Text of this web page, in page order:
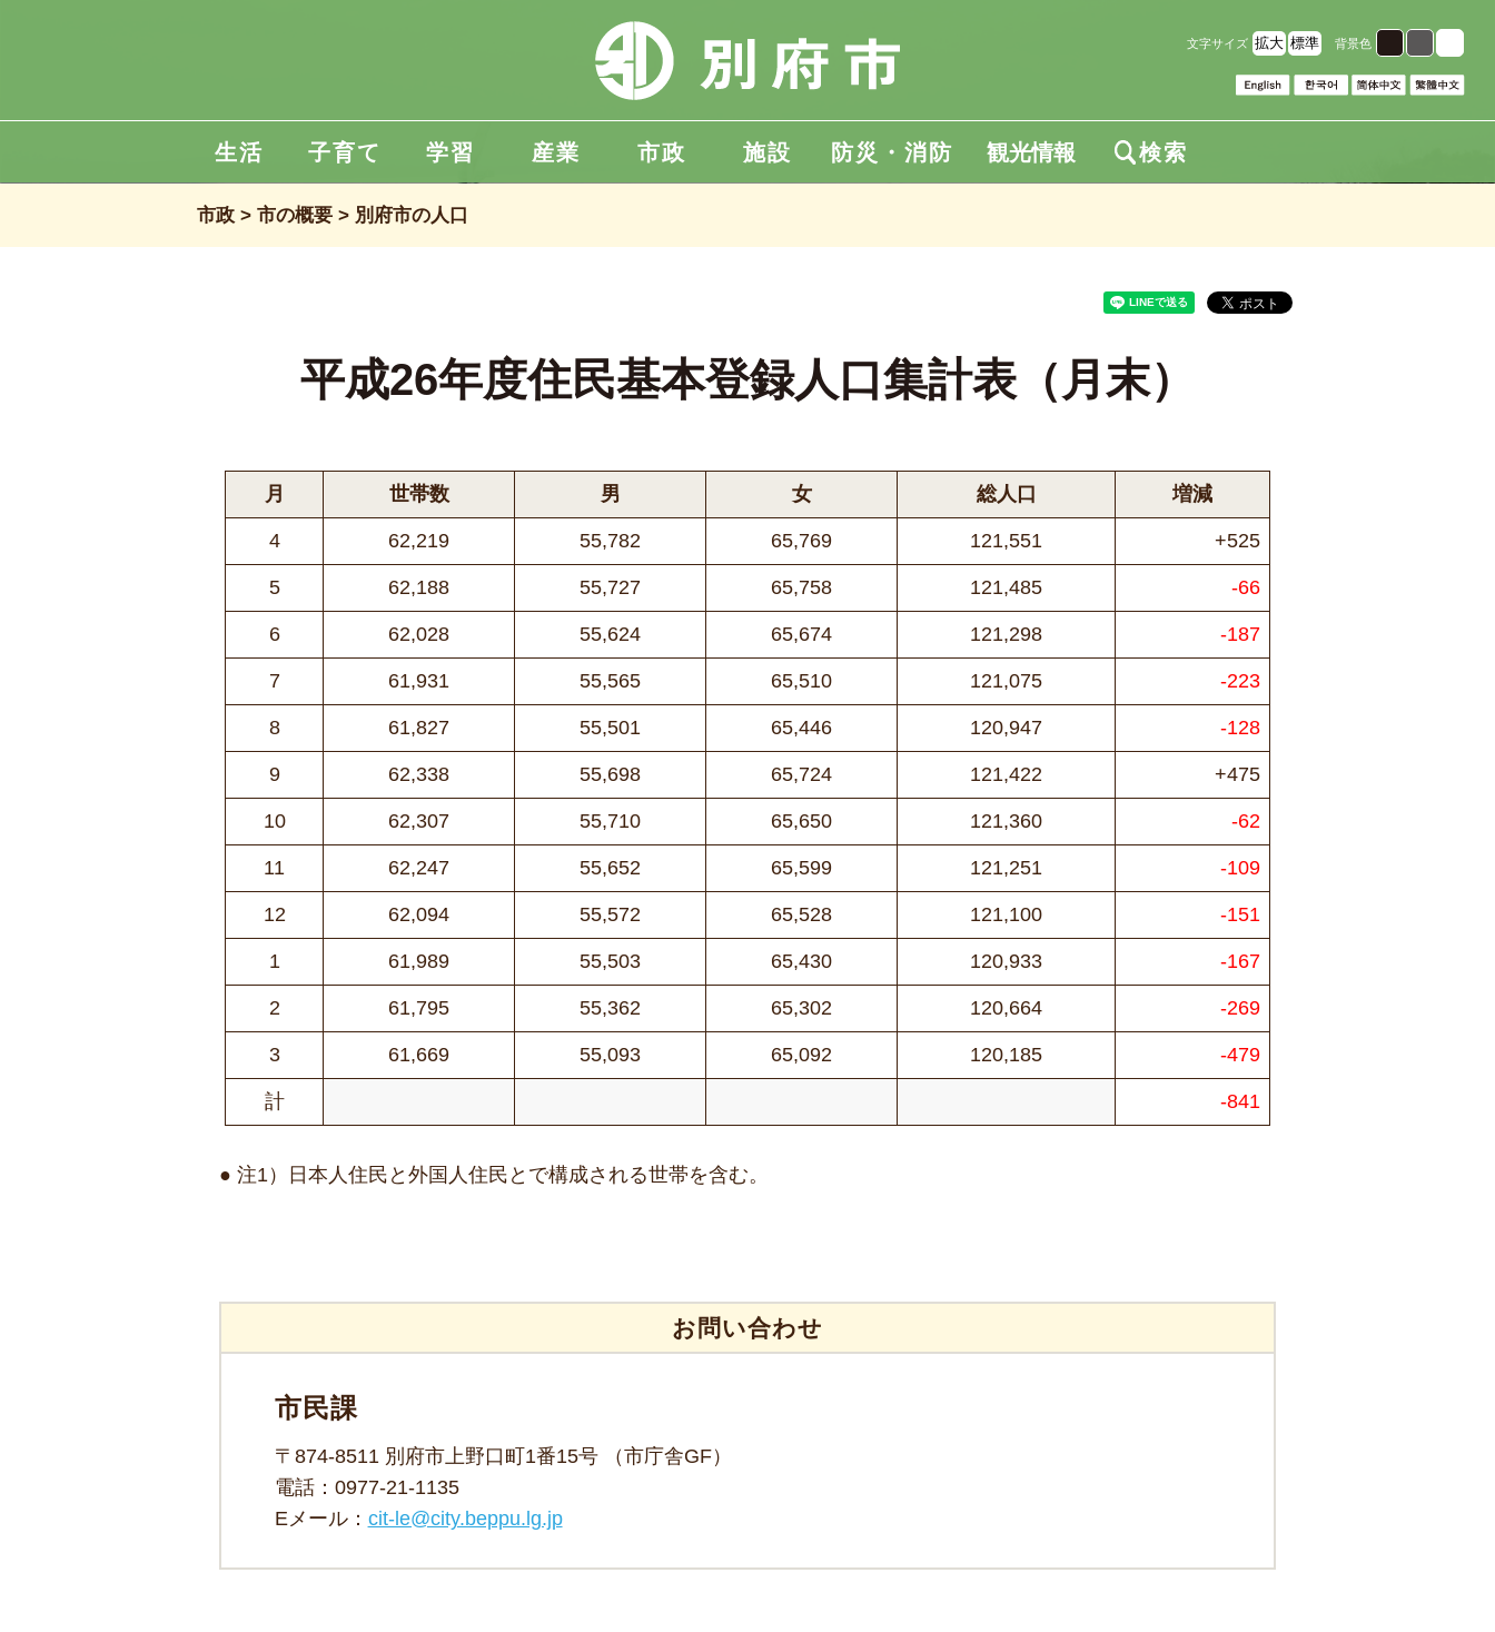
文字サイズ 拡大 標準 背景色
生活 子育て 学習 産業 市政 施設 防災・消防 観光情報 検索
市政 市の概要 別府市の人口
平成26年度住民基本登録人口集計表（月末）
月 世帯数 男 女 総人口 増減
4 62,219 55,782 65,769 121,551 +525
5 62,188 55,727 65,758 121,485 -66
6 62,028 55,624 65,674 121,298 -187
7 61,931 55,565 65,510 121,075 -223
8 61,827 55,501 65,446 120,947 -128
9 62,338 55,698 65,724 121,422 +475
10 62,307 55,710 65,650 121,360 -62
11 62,247 55,652 65,599 121,251 -109
12 62,094 55,572 65,528 121,100 -151
1 61,989 55,503 65,430 120,933 -167
2 61,795 55,362 65,302 120,664 -269
3 61,669 55,093 65,092 120,185 -479
計 -841
● 注1）日本人住民と外国人住民とで構成される世帯を含む。
お問い合わせ
市民課
〒874-8511 別府市上野口町1番15号 （市庁舎GF）
電話： 0977-21-1135
Eメール： cit-le@city.beppu.lg.jp